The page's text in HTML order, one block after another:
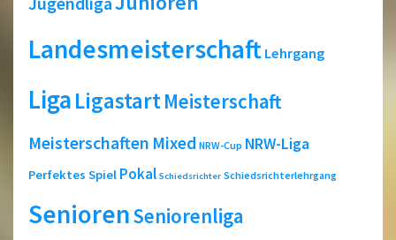
Landesmeisterschaft Lehrgang
LigaLigastartMeisterschaft
Meisterschaften Mixed NRW-Cup NRW-Liga
Perfektes Spiel Pokal Schiedsrichter Schiedsrichterlehrgang
SeniorenSeniorenliga